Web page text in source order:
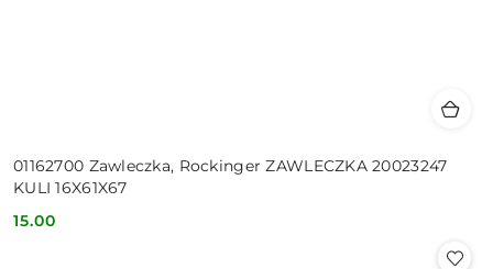
01162700 Zawleczka, Rockinger ZAWLECZKA 20023247
KULI 16X61X67
Cena:
15.00